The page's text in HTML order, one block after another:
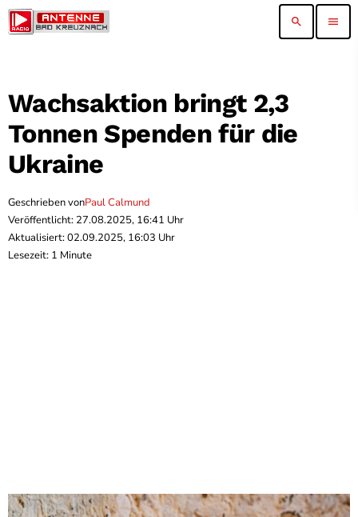
search menu
Wachsaktion bringt 2,3
Tonnen Spenden für die
Ukraine
Geschrieben vonPaul Calmund
Veröffentlicht: 27.08.2025, 16:41 Uhr
Aktualisiert: 02.09.2025, 16:03 Uhr
Lesezeit: 1 Minute